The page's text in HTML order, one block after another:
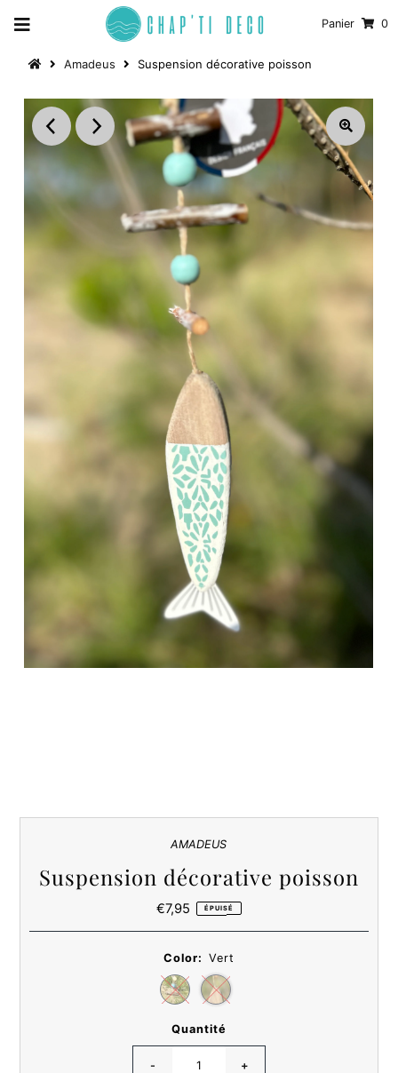
Panier 0
Amadeus Suspension décorative poisson
AMADEUS
Suspension décorative poisson
Prix
€7,95 ÉPUISÉ
Color: Vert
Quantité
- +